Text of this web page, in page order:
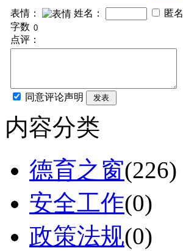
表情： 姓名：
匿名
字数
点评：
同意评论声明 发表
内容分类
德育之窗(226)
安全工作(0)
政策法规(0)